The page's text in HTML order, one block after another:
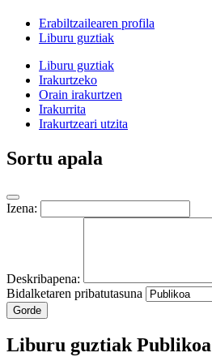
Erabiltzailearen profila
Liburu guztiak
Liburu guztiak
Irakurtzeko
Orain irakurtzen
Irakurrita
Irakurtzeari utzita
Sortu apala
Izena:
Deskribapena:
Bidalketaren pribatutasuna
Gorde
Liburu guztiakPublikoa